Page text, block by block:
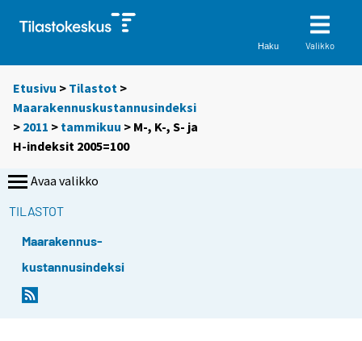
Haku Valikko
Etusivu > Tilastot >
Maarakennuskustannusindeksi
> 2011 > tammikuu > M-, K-, S- ja
H-indeksit 2005=100
Avaa valikko
TILASTOT
Maarakennus-
kustannusindeksi